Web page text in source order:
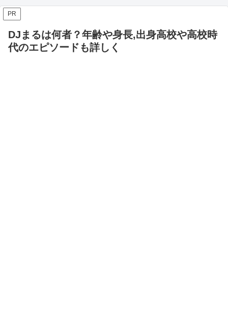
PR
DJまるは何者？年齢や身長,出身高校や高校時
代のエピソードも詳しく